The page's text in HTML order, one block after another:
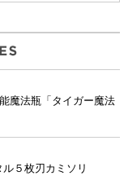
魔法瓶「タイガー魔法
５枚刃カミソリ